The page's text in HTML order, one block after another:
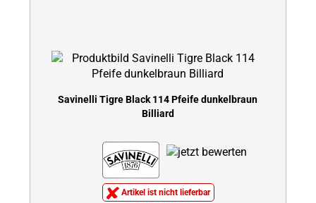
Savinelli Tigre Black 114 Pfeife dunkelbraun
Billiard
Artikel ist nicht lieferbar